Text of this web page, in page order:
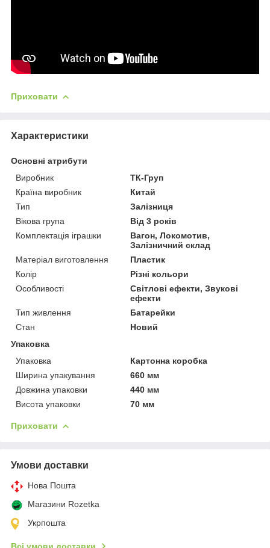
Приховати
Характеристики
Основні атрибути
Виробник
ТК-Груп
Країна виробник
Китай
Тип
Залізниця
Вікова група
Від 3 років
Комплектація іграшки
Вагон, Локомотив,
Залізничний склад
Матеріал виготовлення
Пластик
Колір
Різні кольори
Особливості
Світлові ефекти, Звукові
ефекти
Тип живлення
Батарейки
Стан
Новий
Упаковка
Упаковка
Картонна коробка
Ширина упакування
660 мм
Довжина упаковки
440 мм
Висота упаковки
70 мм
Приховати
Умови доставки
Нова Пошта
Магазини Rozetka
Укрпошта
Всі умови доставки